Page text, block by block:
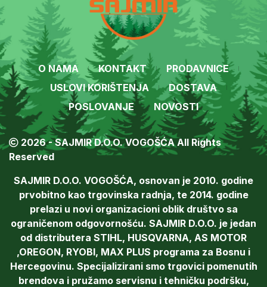
O NAMA KONTAKT
PRODAVNICE
USLOVI KORIŠTENJA
DOSTAVA
POSLOVANJE
NOVOSTI
2026 - SAJMIR D.O.O. VOGOŠĆA All Rights
Reserved
SAJMIR D.O.O. VOGOŠĆA, osnovan je 2010. godine
prvobitno kao trgovinska radnja, te 2014. godine
prelazi u novi organizacioni oblik društvo sa
ograničenom odgovornošću. SAJMIR D.O.O. je jedan
od distributera STIHL, HUSQVARNA, AS MOTOR
,OREGON, RYOBI, MAX PLUS programa za Bosnu i
Hercegovinu. Specijalizirani smo trgovici pomenutih
brendova i pružamo servisnu i tehničku podršku,